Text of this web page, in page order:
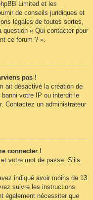
Limited et les
de conseils juridiques et
légales de toutes sortes,
question « Qui contacter pour
ce forum ? ».
pas !
ait désactivé la création de
votre IP ou interdit le
Contactez un administrateur
connecter !
votre mot de passe. S’ils
indiqué avoir moins de 13
suivre les instructions
également nécessiter que